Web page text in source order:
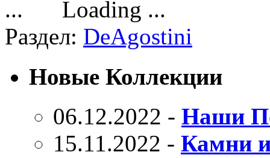
Loading ...
Раздел: DeAgostini
Новые Коллекции
06.12.2022 - Наши
15.11.2022 - Камни